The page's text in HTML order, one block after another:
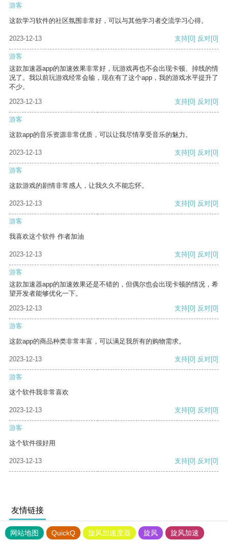
游客
这款学习软件的社区氛围非常好，可以与其他学习者交流学习心得。
2023-12-13 支持[0] 反对[0]
游客
这款加速器app的加速效果非常好，玩游戏再也不会出现卡顿、掉线的情
况了。我以前玩游戏经常会输，现在有了这个app，我的游戏水平提升了
不少。
2023-12-13
支持[0] 反对[0]
游客
这款app的音乐资源非常优质，可以让我尽情享受音乐的魅力。
2023-12-13 支持[0] 反对[0]
游客
这款游戏的剧情非常感人，让我久久不能忘怀。
2023-12-13 支持[0] 反对[0]
游客
我喜欢这个软件 作者加油
2023-12-13 支持[0] 反对[0]
游客
这款加速器app的加速效果还是不错的，但偶尔也会出现卡顿的情况，希
望开发者能够优化一下。
2023-12-13
支持[0] 反对[0]
游客
这款app的商品种类非常丰富，可以满足我所有的购物需求。
2023-12-13 支持[0] 反对[0]
游客
这个软件我非常喜欢
2023-12-13 支持[0] 反对[0]
游客
这个软件很好用
2023-12-13 支持[0] 反对[0]
友情链接
网站地图 QuickQ 旋风加速度器 旋风 旋风加速